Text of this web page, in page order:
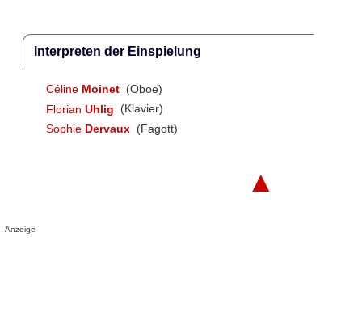
Interpreten der Einspielung
Céline Moinet (Oboe)
Florian Uhlig
(Klavier)
Sophie Dervaux (Fagott)
▲
Anzeige